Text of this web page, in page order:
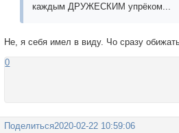
каждым ДРУЖЕСКИМ упрёком...
Не, я себя имел в виду. Чо сразу
0
Поделиться2020-02-22 10:59:06